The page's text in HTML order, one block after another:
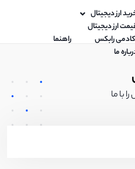
ارز دیجیتال
ارز دیجیتال
رابکس
راهنما
ما
با ما